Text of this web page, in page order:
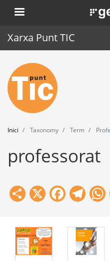
.
Xarxa Punt TIC
Inici
Punt TIC
Actualitat
Agenda
Formació
Eines
Inici Taxonomy Term
professorat
Share
X